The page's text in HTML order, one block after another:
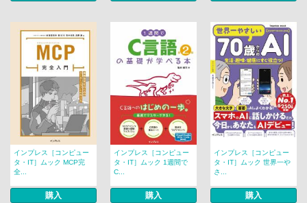
インプレス［コンピュー
タ・IT］ムック MCP完
全...
購入
インプレス［コンピュー
タ・IT］ムック 1週間で
C...
購入
インプレス［コンピュー
タ・IT］ムック 世界一や
さ...
購入